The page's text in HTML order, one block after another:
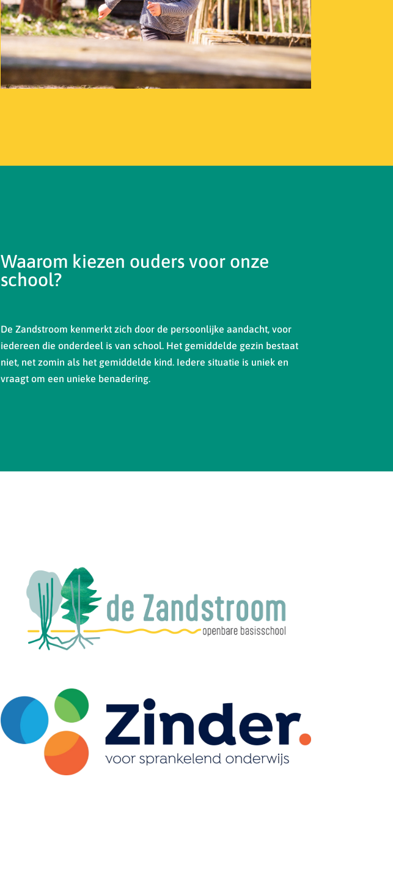
Waarom kiezen ouders voor onze
school?
De Zandstroom kenmerkt zich door de persoonlijke aandacht, voor
iedereen die onderdeel is van school. Het gemiddelde gezin bestaat
niet, net zomin als het gemiddelde kind. Iedere situatie is uniek en
vraagt om een unieke benadering.